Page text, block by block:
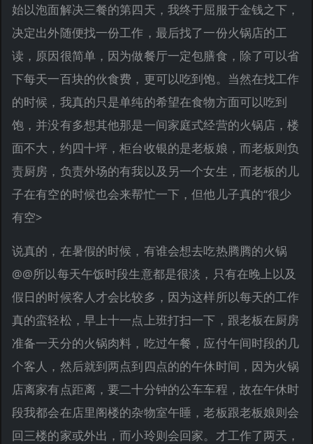
始以泡面解决三餐的第四天，我终于屈服于金钱之下，
决定出外随便找一份工作，最后找了一份火锅店的工
读，原因很简单，因为做餐厅一定包膳食，除了可以省
下每天一百块的伙食费，更可以吃到饱。当然在找工作
的时候，我真的只是单纯的希望在食物方面可以吃到
饱，并没有多想其他那是一间家庭式经营的火锅店，楼
面不大，约四十坪，柜台收银的是老板娘，而老板则负
责厨房，负责外场的有我以及另一个女生，而老板的儿
子在有空的时候也会来帮忙一下，但他儿子真的“很少
有空>
说真的，在暑假的时候，有谁会想去吃热腾腾的火锅
@@所以每天午饭时段生意都是很淡，只有在晚上以及
假日的时候客人才会比较多，因为这样所以每天的工作
真的蛮轻松，早上十一点上班打扫一下，跟老板在厨房
准备一天分的火锅肉料，吃过午餐，应付午间时段的几
个客人，然后就到两点到四点的的午休时间，因为火锅
店离家有点距离，要二十分钟的公车车程，故在午休时
段我都会在店里阁楼的杂物室午睡，老板跟老板娘则会
回三楼的家或外出，而小玲则会回家。才工作了两天，